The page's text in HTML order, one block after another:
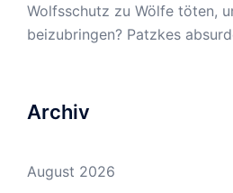
Wolfsschutz zu Wölfe töten,
beizubringen? Patzkes
Archiv
August 2026